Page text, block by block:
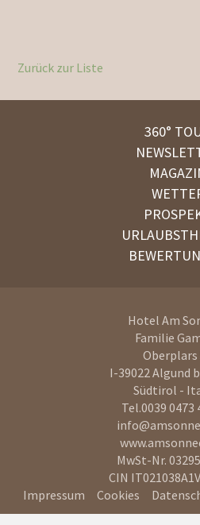
Zurück zur Liste
360°
Hotel Am
Familie
Oberplars
I-39022 Algund
Südtirol -
Tel.0039 0473
MwSt-Nr.
CIN
Impressum
Cookies